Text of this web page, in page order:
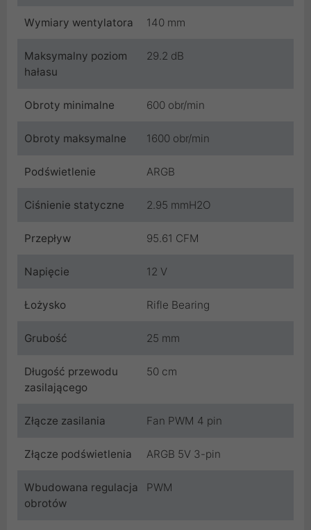
Wymiary wentylatora 140 mm
Maksymalny poziom
hałasu
29.2 dB
Obroty minimalne 600 obr/min
Obroty maksymalne 1600 obr/min
Podświetlenie ARGB
Ciśnienie statyczne 2.95 mmH2O
Przepływ 95.61 CFM
Napięcie 12 V
Łożysko Rifle Bearing
Grubość 25 mm
Długość przewodu
zasilającego
50 cm
Złącze zasilania Fan PWM 4 pin
Złącze podświetlenia ARGB 5V 3-pin
Wbudowana regulacja
obrotów
PWM